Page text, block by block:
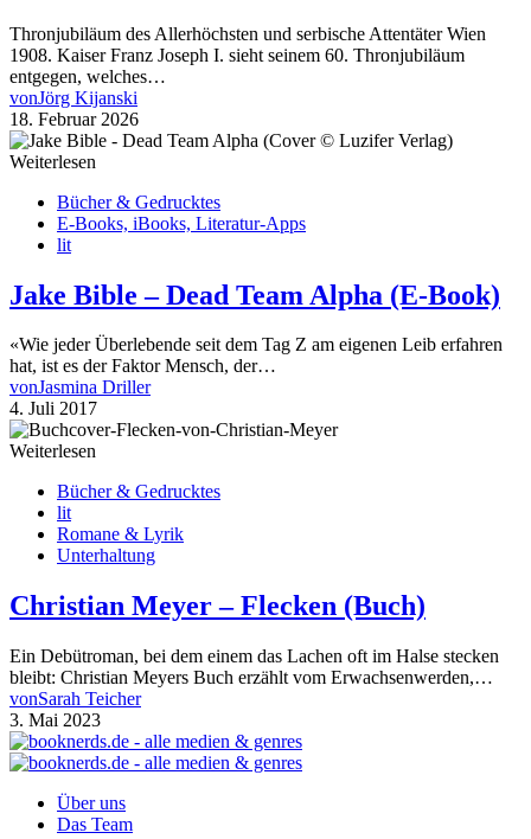
Thronjubiläum des Allerhöchsten und serbische Attentäter Wien
1908. Kaiser Franz Joseph I. sieht seinem 60. Thronjubiläum
entgegen, welches…
vonJörg Kijanski
18. Februar 2026
Weiterlesen
Bücher & Gedrucktes
E-Books, iBooks, Literatur-Apps
lit
Jake Bible – Dead Team Alpha (E-Book)
«Wie jeder Überlebende seit dem Tag Z am eigenen Leib erfahren
hat, ist es der Faktor Mensch, der…
vonJasmina Driller
4. Juli 2017
Weiterlesen
Bücher & Gedrucktes
lit
Romane & Lyrik
Unterhaltung
Christian Meyer – Flecken (Buch)
Ein Debütroman, bei dem einem das Lachen oft im Halse stecken
bleibt: Christian Meyers Buch erzählt vom Erwachsenwerden,…
vonSarah Teicher
3. Mai 2023
Über uns
Das Team